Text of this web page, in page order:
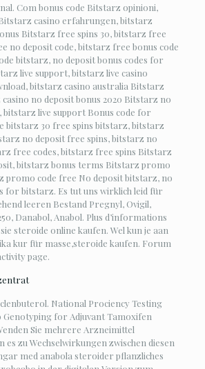
Com bonus code Bitstarz opinioni,
casino erfahrungen, bitstarz
Bitstarz free spins 30, bitstarz free
no deposit code, bitstarz free bonus code
bitstarz, no deposit bonus codes for
live support, bitstarz live casino
bitstarz casino australia Bitstarz
no deposit bonus 2020 Bitstarz no
bitstarz live support Bonus code for
bitstarz 30 free spins bitstarz, bitstarz
no deposit free spins, bitstarz no
free codes, bitstarz free spins Bitstarz
bitstarz bonus terms Bitstarz promo
promo code free No deposit bitstarz, no
for bitstarz. Es tut uns wirklich leid für
leeren Bestand Pregnyl, Ovigil,
Danabol, Anabol. Plus d’informations
steroide online kaufen. Wel kun je aan
kur für masse,steroide kaufen. Forum
page.
National Prociency Testing
Genotyping for Adjuvant Tamoxifen
Sie mehrere Arzneimittel
es zu Wechselwirkungen zwischen diesen
med anabola steroider pflanzliches